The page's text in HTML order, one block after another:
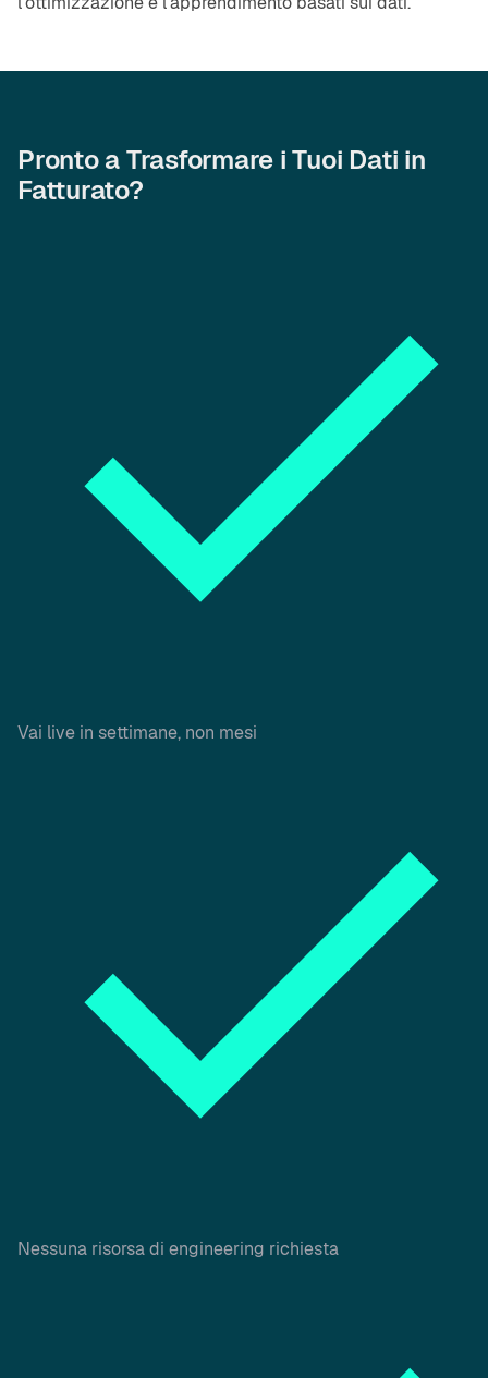
Pronto a Trasformare i Tuoi Dati in
Fatturato?
Vai live in settimane, non mesi
Nessuna risorsa di engineering richiesta